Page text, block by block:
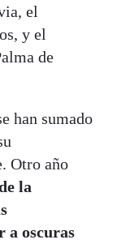
el
y el
de
han sumado
Otro año
la
a oscuras